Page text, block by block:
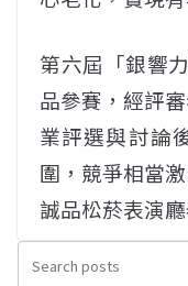
第六屆「銀響
品參賽，經評
業評選與討論
圍，競爭相當
誠品松菸表演廳